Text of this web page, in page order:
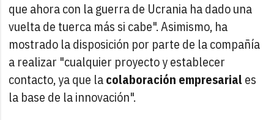
que ahora con la guerra de Ucrania ha dado una
vuelta de tuerca más si cabe". Asimismo, ha
mostrado la disposición por parte de la compañía
a realizar "cualquier proyecto y establecer
contacto, ya que lacolaboración empresariales
la base de la innovación".